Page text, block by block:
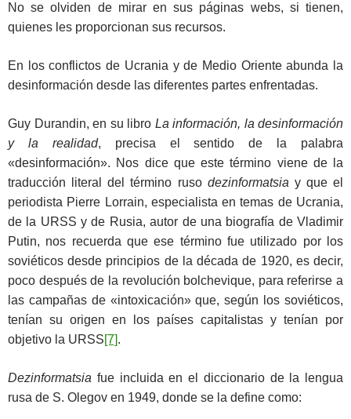
No se olviden de mirar en sus páginas webs, si tienen,
quienes les proporcionan sus recursos.
En los conflictos de Ucrania y de Medio Oriente abunda la
desinformación desde las diferentes partes enfrentadas.
Guy Durandin, en su libro La información, la desinformación
y la realidad, precisa el sentido de la palabra
«desinformación». Nos dice que este término viene de la
traducción literal del término ruso dezinformatsia y que el
periodista Pierre Lorrain, especialista en temas de Ucrania,
de la URSS y de Rusia, autor de una biografía de Vladimir
Putin, nos recuerda que ese término fue utilizado por los
soviéticos desde principios de la década de 1920, es decir,
poco después de la revolución bolchevique, para referirse a
las campañas de «intoxicación» que, según los soviéticos,
tenían su origen en los países capitalistas y tenían por
objetivo la URSS[7].
Dezinformatsia fue incluida en el diccionario de la lengua
rusa de S. Olegov en 1949, donde se la define como: